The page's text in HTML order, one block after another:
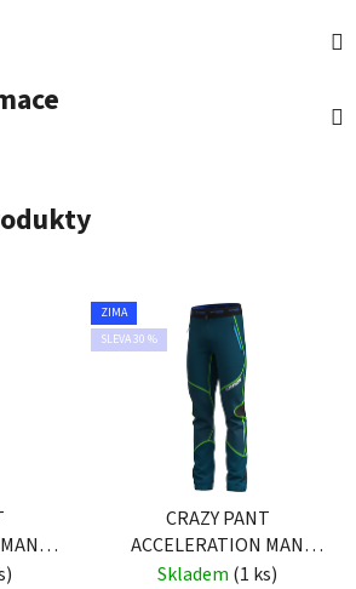
ZIMA
SLEVA 30 %
CRAZY PANT
ACCELERATION MAN
GALAXY
Skladem (1 ks)